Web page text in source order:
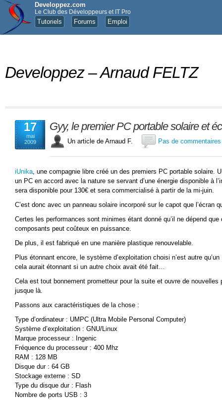
Developpez.com
Le Club des Développeurs et IT Pro
Tutoriels Forums Emploi
Developpez – Arnaud FELTZ
17
mai
2009
Gyy, le premier PC portable solaire et
Un article de Arnaud F. Pas de commentaires
iUnika, une compagnie libre créé un des premiers PC portable solaire.
un PC en accord avec la nature se servant d’une énergie disponible à
sera disponible pour 130€ et sera commercialisé à partir de la mi-juin.
C’est donc avec un panneau solaire incorporé sur le capot que l’écran
Certes les performances sont minimes étant donné qu’il ne dépend
composants peut coûteux en puissance.
De plus, il est fabriqué en une manière plastique renouvelable.
Plus étonnant encore, le système d’exploitation choisi n’est autre
cela aurait étonnant si un autre choix avait été fait…
Cela est tout bonnement prometteur pour la suite et ouvre de
jusque là.
Passons aux caractéristiques de la chose :
Type d’ordinateur : UMPC (Ultra Mobile Personal Computer)
Système d’exploitation : GNU/Linux
Marque processeur : Ingenic
Fréquence du processeur : 400 Mhz
RAM : 128 MB
Disque dur : 64 GB
Stockage externe : SD
Type du disque dur : Flash
Nombre de ports USB : 3